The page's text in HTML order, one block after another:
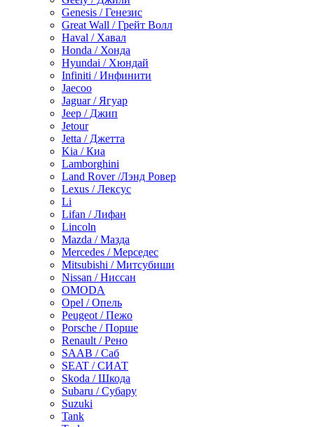
Genesis / Генезис
Great Wall / Грейт Волл
Haval / Хавал
Honda / Хонда
Hyundai / Хюндай
Infiniti / Инфинити
Jaecoo
Jaguar / Ягуар
Jeep / Джип
Jetour
Jetta / Джетта
Kia / Киа
Lamborghini
Land Rover /Лэнд Ровер
Lexus / Лексус
Li
Lifan / Лифан
Lincoln
Mazda / Мазда
Mercedes / Мерседес
Mitsubishi / Митсубиши
Nissan / Ниссан
OMODA
Opel / Опель
Peugeot / Пежо
Porsche / Порше
Renault / Рено
SAAB / Саб
SEAT / СИАТ
Skoda / Шкода
Subaru / Субару
Suzuki
Tank